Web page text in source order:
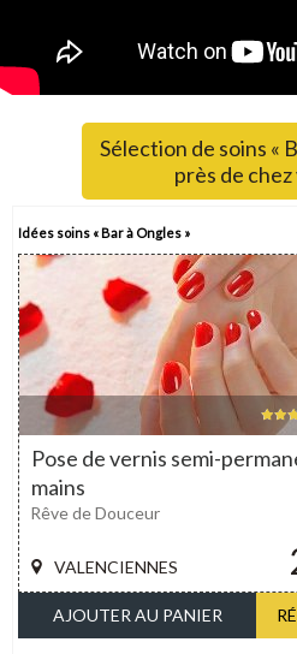
Sélection de soins «
près de chez
Idées soins « Bar à Ongles »
Pose de vernis semi-
mains
VALENCIENNES
Rêve de Douceur
AJOUTER AU PANIER